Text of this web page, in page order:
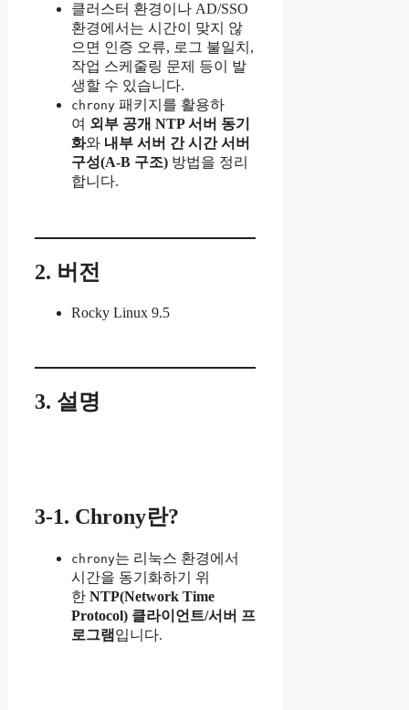
클러스터 환경이나 AD/SSO
환경에서는 시간이 맞지 않
으면 인증 오류, 로그 불일치,
작업 스케줄링 문제 등이 발
생할 수 있습니다.
chrony 패키지를 활용하
여 외부 공개 NTP 서버 동기
화와 내부 서버 간 시간 서버
구성(A-B 구조) 방법을 정리
합니다.
2. 버전
Rocky Linux 9.5
3. 설명
3-1. Chrony란?
chrony는 리눅스 환경에서
시간을 동기화하기 위
한 NTP(Network Time
Protocol) 클라이언트/서버 프
로그램 입니다.